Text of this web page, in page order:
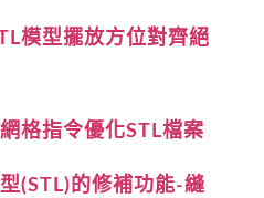
模型擺放方位對齊絕
格指令優化STL檔案
(STL)的修補功能-縫